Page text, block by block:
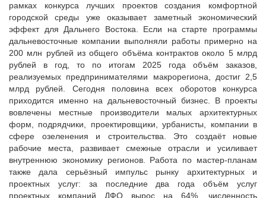
ЮРИДИЧЕСКИЙ СОВЕТ
Новости юридического совета
рамках конкурса лучших проектов создания комфортной
городской среды уже оказывает заметный экономический
эффект для Дальнего Востока. Если на старте программы
дальневосточные компании выполняли работы примерно на
200 млн рублей из общего объёма контрактов около 5 млрд
рублей в год, то по итогам 2025 года объём заказов,
реализуемых предпринимателями макрорегиона, достиг 2,5
млрд рублей. Сегодня половина всех оборотов конкурса
приходится именно на дальневосточный бизнес. В проекты
вовлечены местные производители малых архитектурных
форм, подрядчики, проектировщики, урбанисты, компании в
сфере озеленения и строительства. Это создаёт новые
рабочие места, развивает смежные отрасли и усиливает
внутреннюю экономику регионов. Работа по мастер-планам
также дала серьёзный импульс рынку архитектурных и
проектных услуг: за последние два года объём услуг
проектных компаний ДФО вырос на 64%, численность